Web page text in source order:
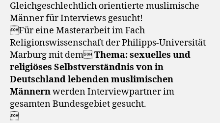
Gleichgeschlechtlich orientierte muslimische
Männer für Interviews gesucht!
Für eine Masterarbeit im Fach
Religionswissenschaft der Philipps-Universität
Marburg mit demThema: sexuelles und
religiöses Selbstverständnis von in
Deutschland lebenden muslimischen
Männernwerden Interviewpartner im
gesamten Bundesgebiet gesucht.
